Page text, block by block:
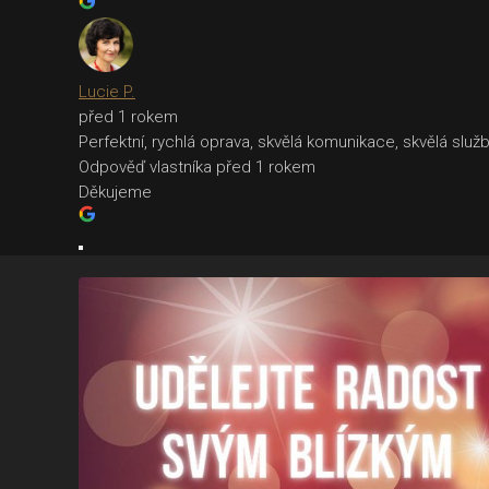
Lucie P.
před 1 rokem
Perfektní, rychlá oprava, skvělá komunikace, skvělá
Odpověď vlastníka před 1 rokem
Děkujeme